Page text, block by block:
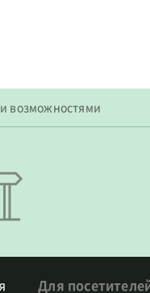
возможностями
Для